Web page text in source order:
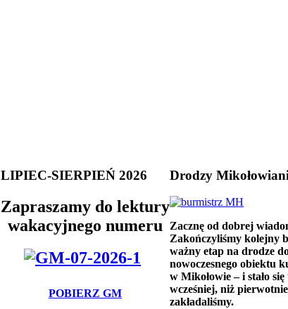
LIPIEC-SIERPIEŃ 2026
Zapraszamy do lektury
wakacyjnego numeru
POBIERZ GM
Drodzy
Zacznę od dobrej
Zakończyliśmy kolejny
ważny etap na drodze
nowoczesnego obiektu
w Mikołowie – i stało się
wcześniej, niż pierwotnie
zakładaliśmy.